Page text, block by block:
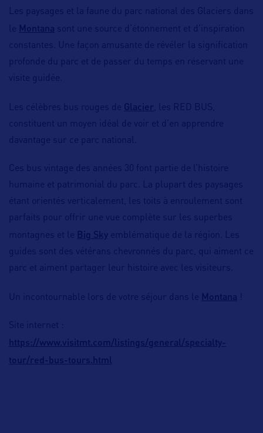
Les paysages et la faune du parc national des Glaciers dans
le Montana sont une source d’étonnement et d’inspiration
constantes. Une façon amusante de révéler la signification
profonde du parc et de passer du temps en réservant une
visite guidée.
Les célèbres bus rouges de Glacier , les RED BUS,
constituent un moyen idéal de voir et d’en apprendre
davantage sur ce parc national.
Ces bus vintage des années 30 font partie de l’histoire
humaine et patrimonial du parc. La plupart des paysages
étant orientés verticalement, les toits à enroulement sont
parfaits pour offrir une vue complète sur les superbes
montagnes et le Big Sky emblématique de la région. Les
guides sont des vétérans chevronnés du parc, qui aiment ce
parc et aiment partager leur histoire avec les visiteurs.
Un incontournable lors de votre séjour dans le Montana
Site internet :
https://www.visitmt.com/listings/general/specialty-
tour/red-bus-tours.html